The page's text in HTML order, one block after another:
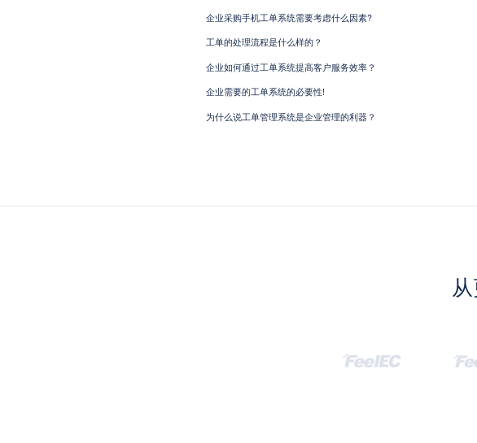
企业采购手机工单系统需要考虑什么因素?
工单的处理流程是什么样的？
企业如何通过工单系统提高客户服务效率？
企业需要的工单系统的必要性!
为什么说工单管理系统是企业管理的利器？